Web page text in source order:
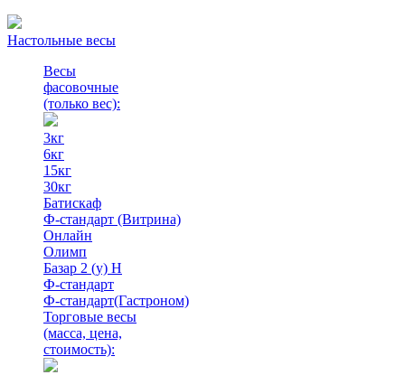
Настольные весы
Весы
фасовочные
(только вес):
3кг
6кг
15кг
30кг
Батискаф
Ф-стандарт (Витрина)
Онлайн
Олимп
Базар 2 (у) Н
Ф-стандарт
Ф-стандарт(Гастроном)
Торговые весы
(масса, цена,
стоимость):